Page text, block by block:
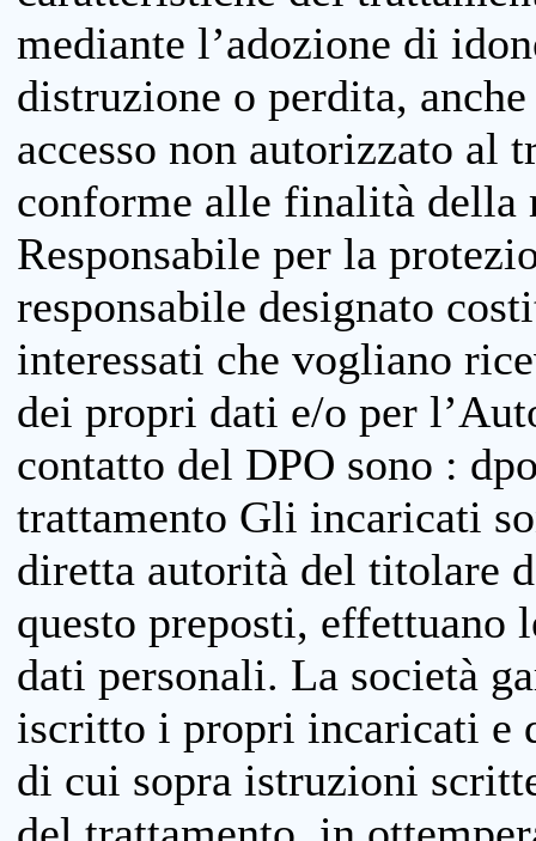
mediante l’adozione di
distruzione o perdita,
accesso non autorizzato al
conforme alle finalità della
Responsabile per la
responsabile designato
interessati che vogliano
dei propri dati e/o per
contatto del DPO sono :
trattamento Gli incaricati
diretta autorità del titolare
questo preposti, effettuano
dati personali. La società
iscritto i propri incaricati e
di cui sopra istruzioni